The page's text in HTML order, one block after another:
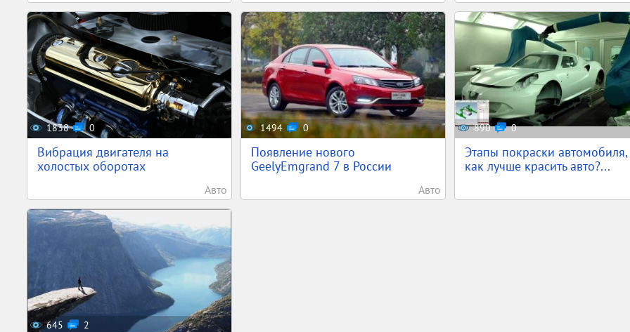
1838 0
Вибрация двигателя на
холостых оборотах
Авто
1494 0
Появление нового
GeelyEmgrand 7 в России
Авто
890 0
Этапы покраски автомобиля,
как лучше красить авто?...
645 2